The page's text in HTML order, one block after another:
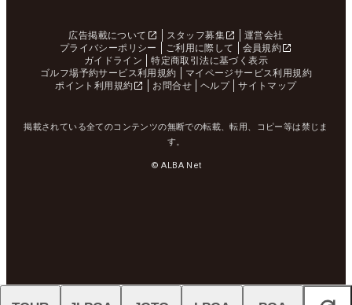
広告掲載について スタッフ募集
運営会社
プライバシーポリシー
ご利用に際して
会員規約
ガイドライン
特定商取引法に基づく表示
ゴルフ場予約サービス利用規約
マイページサービス利用規約
ポイント利用規約
お問合せ ヘルプ サイトマップ
掲載されている全てのコンテンツの無断での転載、転用、コピー等は禁じま
す。
© ALBA Net